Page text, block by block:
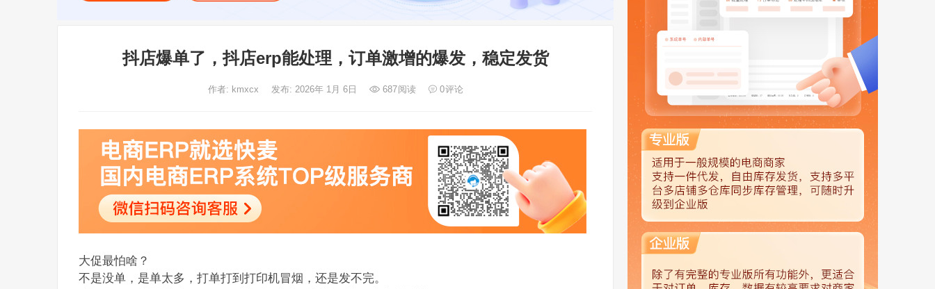
抖店爆单了，抖店erp能处理，订单激增的爆发，稳定发货
作者: kmxcx 发布: 2026年 1月 6日 687阅读 0评论
大促最怕啥？
不是没单，是单太多，打单打到打印机冒烟，还是发不完。